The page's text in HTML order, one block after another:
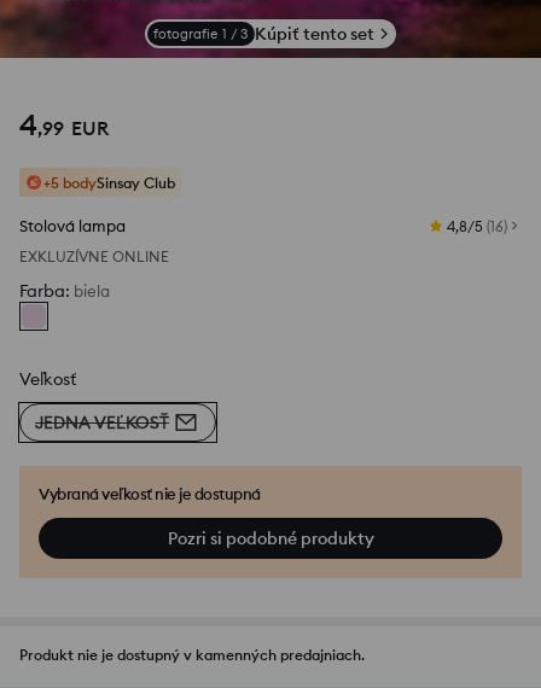
fotografie 1 / 3 Kúpiť tento set
4,99 EUR
+5 bodySinsay Club
Stolová lampa 4,8/5 (16)
EXKLUZÍVNE ONLINE
Farba: biela
Veľkosť
JEDNA VEĽKOSŤ
Vybraná veľkosť nie je dostupná
Pozri si podobné produkty
Produkt nie je dostupný v kamenných predajniach.